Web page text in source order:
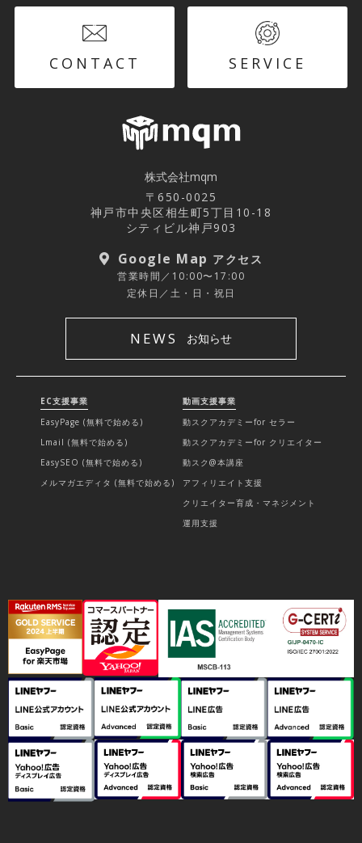
CONTACT SERVICE
株式会社mqm
〒650-0025
神戸市中央区相生町5丁目10-18
シティビル神戸903
Google Map アクセス
営業時間／10:00〜17:00
定休日／土・日・祝日
NEWS お知らせ
EC支援事業
EasyPage (無料で始める)
Lmail (無料で始める)
EasySEO (無料で始める)
メルマガエディタ (無料で始める)
動画支援事業
動スクアカデミーfor セラー
動スクアカデミーfor クリエイター
動スク@本講座
アフィリエイト支援
クリエイター育成・マネジメント
運用支援